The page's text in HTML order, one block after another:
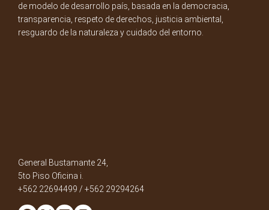
de modelo de desarrollo país, basada en la democracia,
transparencia, respeto de derechos, justicia ambiental,
resguardo de la naturaleza y cuidado del entorno.
General Bustamante 24,
5to Piso Oficina i.
+562 22694499 / +562 29294264